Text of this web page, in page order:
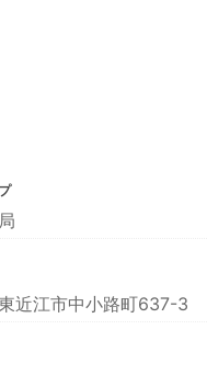
近江市中小路町637-3